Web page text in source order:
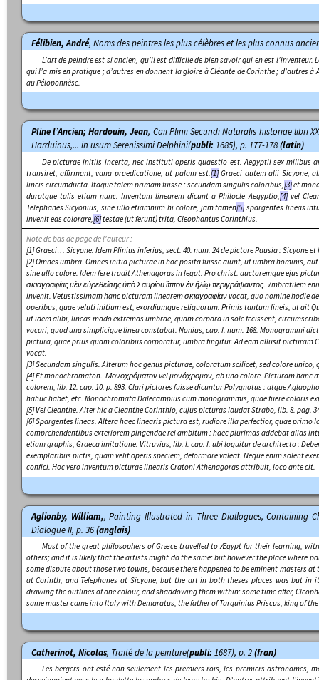
Félibien, André, Noms des peintres les plus célèbres et les plus connus
L’art de peindre est si ancien, qu’il est difficile de bien savoir qui en est l’inventeur.
qui l’a mis en pratique ; d’autres en donnent la gloire à Cléante de Corinthe ; d’autres
au Péloponnèse.
Pline l’Ancien; Hardouin, Jean, Caii Plinii Secundi Naturalis historiae libri
Harduinus,... in usum Serenissimi Delphini(publi: 1685), p. 177-178(latin)
De picturae initiis incerta, nec instituti operis quaestio est. Aegyptii sex milibus
transiret, affirmant, vana praedicatione, ut palam est.[1]Graeci autem alii Sicyone,
lineis circumducta. Itaque talem primam fuisse : secundam singulis coloribus,[3]et
duratque talis etiam nunc. Inventam linearem dicunt a Philocle Aegyptio,[4]vel
Telephanes Sicyonius, sine ullo etiamnum hi colore, jam tamen[5]spargentes lineas
invenit eas colorare,[6]testae (ut ferunt) trita, Cleophantus Corinthius.
Note de bas de page de l'auteur :
[1]Graeci… Sicyone. Idem Plinius inferius, sect. 40. num. 24 de pictore Pausia : Sicyone
[2]Omnes umbra. Omnes initia picturae in hoc posita fuisse aïunt, ut umbra hominis,
sine ullo colore. Idem fere tradit Athenagoras in legat. Pro christ. auctoremque ejus
σκιαγραφίας μὲν εὑρεθείσης ὑπὸ Σαυρίου ἵππον ἐν ἡλίῳ περιγράψαντος. Vmbratilem
invenit. Vetustissimam hanc picturam linearem σκιαγραφίαν vocat, quo nomine hodie
operibus, quae veluti initium est, exordiumque reliquorum. Primis tantumlineis, ut ait
ut idem alibi, lineas modo extremas umbrae, quam corpora in sole fecissent,
vocari, quod una simplicique linea constabat. Nonius, cap. I. num. 168. Monogrammi
pictura, quae prius quam coloribus corporatur, umbra fingitur. Ad eam allusit picturam
vocat.
[3]Secundam singulis. Alterum hoc genus picturae, coloratum scilicet, sed colore
[4]Et monochromaton. Μονοχρόματονvelμονόχρομον, ab uno colore. Picturam hanc
colorem, lib. 12. cap. 10. p. 893. Clari pictores fuisse dicuntur Polygnotus : atque
hahuc habet, etc. Monochromata Dalecampius cum monogrammis, quae fuere coloris
[5]Vel Cleanthe.Alter hic a Cleanthe Corinthio, cujus picturas laudat Strabo, lib. 8. pag.
[6]Spargentes lineas. Altera haec linearis pictura est, rudiore illa perfectior, quae primo
comprehendentibus exteriorem pingendae rei ambitum : haec plurimas addebat alias
etiamgraphis, Graeca imitatione. Vitruvius, lib. I. cap. I. ubi loquitur de architecto :
exemplaribus pictis, quam velit operis speciem, deformare valeat. Neque enim solent
confici. Hoc vero inventum picturae linearis Cratoni Athenagoras attribuit, loco ante cit.
Aglionby, William,,Painting Illustrated in Three Diallogues, Containing
Dialogue II, p. 36(anglais)
Most of the great philosophers of Græce travelled to Ægypt for their learning,
others; and it is likely that the artists might do the same: but however the place where
some dispute about those two towns, because there happened to be eminent masters
at Corinth, and Telephanes at Sicyone; but the art in both theses places was but in
drawing the outlines of one colour, and shaddowing them within: some time after,
same master came into Italy with Demaratus, the father of Tarquinius Priscus, king of
Catherinot, Nicolas, Traité de la peinture(publi: 1687), p. 2(fran)
Les bergers ont esté non seulement les premiers rois, les premiers astronomes,